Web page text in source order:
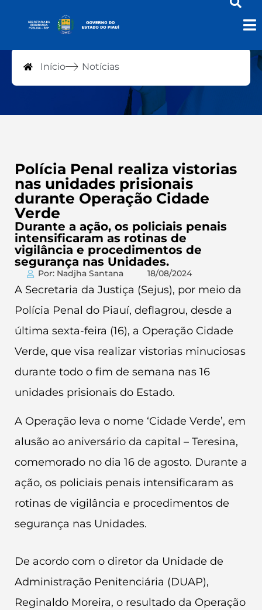
Notícias
Início Notícias
Polícia Penal realiza vistorias
nas unidades prisionais
durante Operação Cidade
Verde
Durante a ação, os policiais penais
intensificaram as rotinas de
vigilância e procedimentos de
segurança nas Unidades.
Por: Nadjha Santana 18/08/2024
A Secretaria da Justiça (Sejus), por meio da
Polícia Penal do Piauí, deflagrou, desde a
última sexta-feira (16), a Operação Cidade
Verde, que visa realizar vistorias minuciosas
durante todo o fim de semana nas 16
unidades prisionais do Estado.
A Operação leva o nome ‘Cidade Verde’, em
alusão ao aniversário da capital – Teresina,
comemorado no dia 16 de agosto. Durante a
ação, os policiais penais intensificaram as
rotinas de vigilância e procedimentos de
segurança nas Unidades.
De acordo com o diretor da Unidade de
Administração Penitenciária (DUAP),
Reginaldo Moreira, o resultado da Operação